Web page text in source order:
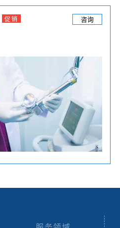
促销 咨询